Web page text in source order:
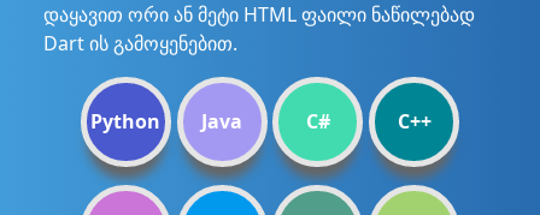
დაყავით ორი ან მეტი HTML ფაილი ნაწილებად
Dart ის გამოყენებით.
Python Java C# C++